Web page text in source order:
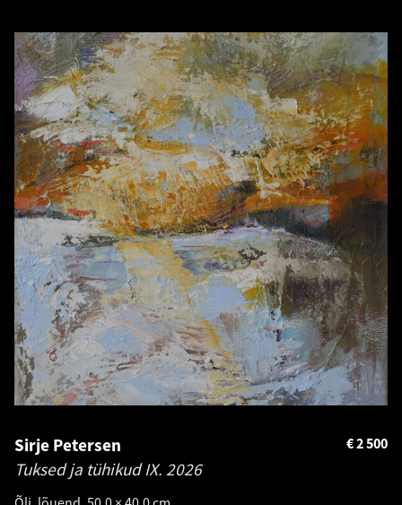
Sirje Petersen
Tuksed ja tühikud IX. 2026
2 500
€